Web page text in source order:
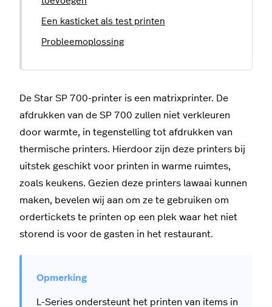
Een kasticket als test printen
Probleemoplossing
De Star SP 700-printer is een matrixprinter. De
afdrukken van de SP 700 zullen niet verkleuren
door warmte, in tegenstelling tot afdrukken van
thermische printers. Hierdoor zijn deze printers bij
uitstek geschikt voor printen in warme ruimtes,
zoals keukens. Gezien deze printers lawaai kunnen
maken, bevelen wij aan om ze te gebruiken om
ordertickets te printen op een plek waar het niet
storend is voor de gasten in het restaurant.
L-Series ondersteunt het printen van items in